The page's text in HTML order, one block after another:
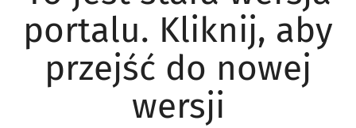
portalu. Kliknij, aby
przejść do nowej
wersji